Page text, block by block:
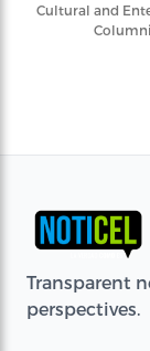
Cultural and
Transparent
perspectives.